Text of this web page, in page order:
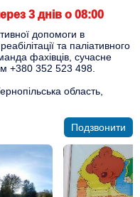
3 днів о 08:00
допомоги в
та паліативного
фахівців, сучасне
+380 352 523 498.
область,
Подзвонити